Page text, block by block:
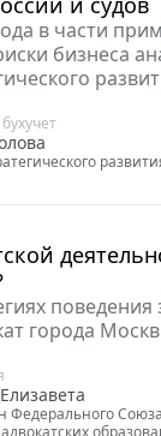
и судов
в части
бизнеса